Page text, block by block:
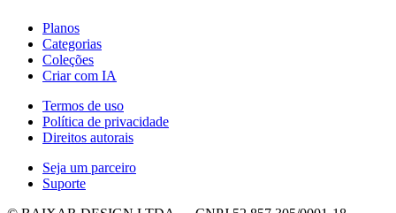
Planos
Categorias
Coleções
Criar com IA
Termos de uso
Política de privacidade
Direitos autorais
Seja um parceiro
Suporte